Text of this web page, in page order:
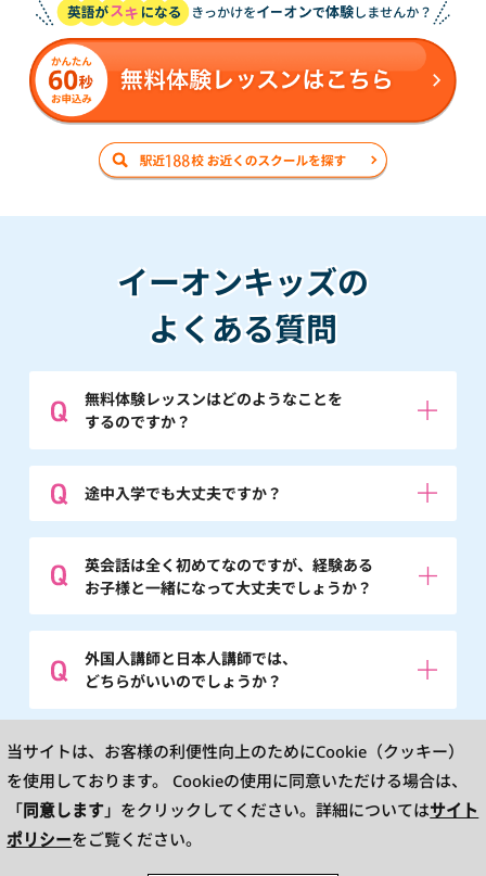
イーオンキッズの
よくある質問
無料体験レッスンはどのようなことを
するのですか？
途中入学でも大丈夫ですか？
英会話は全く初めてなのですが、経験ある
お子様と一緒になって大丈夫でしょうか？
外国人講師と日本人講師では、
どちらがいいのでしょうか？
このコンテンツは、公益財団法人 日本英語検定協会の承認や推奨、その他の検
※L&R means LISTENING AND READING.TOEIC is a registered trademark of
Educational Testing Service(ETS). This website is not endorsed or approved
by ETS.
当サイトは、お客様の利便性向上のためにCookie（クッキー）
を使用しております。
Cookieの使用に同意いただける場合は、
「同意します 」をクリックしてください。詳細についてはサイト
ポリシーをご覧ください。